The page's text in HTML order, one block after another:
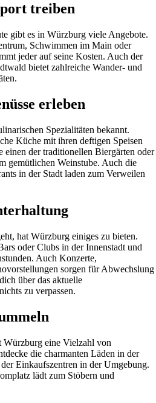
treiben
gibt es in Würzburg viele Angebote.
Schwimmen im Main oder
jeder auf seine Kosten. Auch der
bietet zahlreiche Wander- und
erleben
Spezialitäten bekannt.
Küche mit ihren deftigen Speisen
einen der traditionellen Biergärten oder
gemütlichen Weinstube. Auch die
in der Stadt laden zum Verweilen
hat Würzburg einiges zu bieten.
oder Clubs in der Innenstadt und
Auch Konzerte,
sorgen für Abwechslung
über das aktuelle
zu verpassen.
Würzburg eine Vielzahl von
die charmanten Läden in der
Einkaufszentren in der Umgebung.
lädt zum Stöbern und